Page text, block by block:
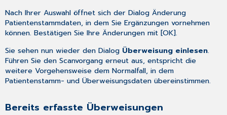
Nach Ihrer Auswahl öffnet sich der DialogÄnderung
Patientenstammdaten, in dem Sie Ergänzungen vornehmen
können. Bestätigen Sie Ihre Änderungen mit [OK].
Sie sehen nun wieder den Dialog Überweisung einlesen.
Führen Sie den Scanvorgang erneut aus, entspricht die
weitere Vorgehensweise dem Normalfall, in dem
Patientenstamm- und Überweisungsdaten übereinstimmen.
Bereits erfasste Überweisungen